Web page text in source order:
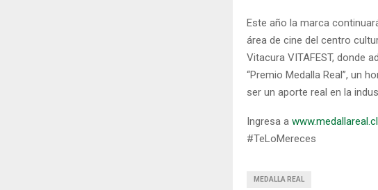
Este año la marca
área de cine del centro
Vitacura VITAFEST, donde
“Premio Medalla Real”, un
ser un aporte real en la
Ingresa a
#TeLoMereces
MEDALLA REAL